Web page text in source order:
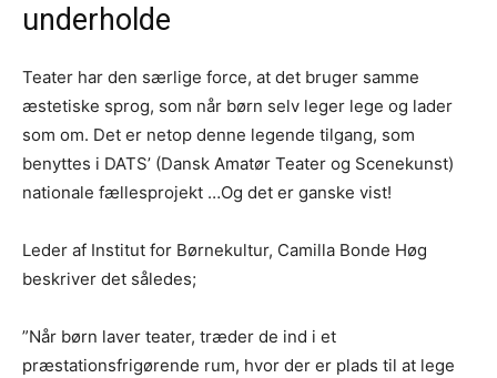
underholde
Teater har den særlige force, at det bruger samme
æstetiske sprog, som når børn selv leger lege og lader
som om. Det er netop denne legende tilgang, som
benyttes i DATS’ (Dansk Amatør Teater og Scenekunst)
nationale fællesprojekt …Og det er ganske vist!
Leder af Institut for Børnekultur, Camilla Bonde Høg
beskriver det således;
”Når børn laver teater, træder de ind i et
præstationsfrigørende rum, hvor der er plads til at lege